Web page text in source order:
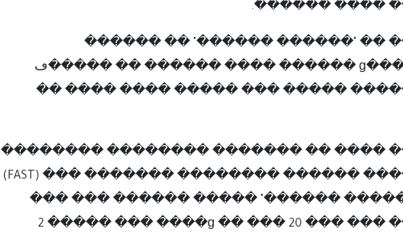
�� ����
������ �� ���� �� "������
�������� ������ɡ ������ ���� ������ �� �����ڡ
����� ��� ������� ����� ���
����� ��� ���� ���� �� �������
������ �� ������ ������ �������� ������� ��� (FAST)
�� ����� �� "������ ������" �����
���� ����� 2 ����� ��� ����ɡ �� ��� 20 ��� ���